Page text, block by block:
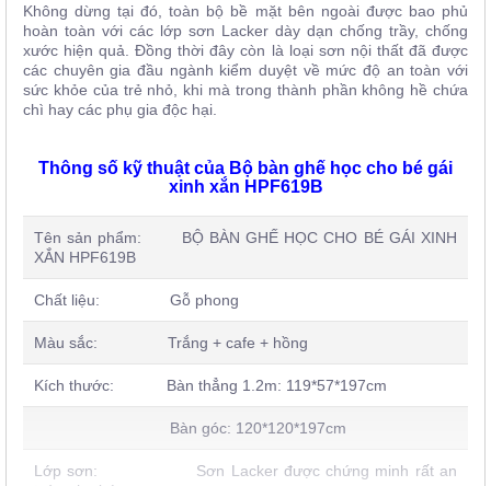
Không dừng tại đó, toàn bộ bề mặt bên ngoài được bao phủ
hoàn toàn với các lớp sơn Lacker dày dạn chống trầy, chống
xước hiện quả. Đồng thời đây còn là loại sơn nội thất đã được
các chuyên gia đầu ngành kiểm duyệt về mức độ an toàn với
sức khỏe của trẻ nhỏ, khi mà trong thành phần không hề chứa
chì hay các phụ gia độc hại.
Thông số kỹ thuật của Bộ bàn ghế học cho bé gái
xinh xắn HPF619B
Tên sản phẩm: BỘ BÀN GHẾ HỌC CHO BÉ GÁI XINH
XẮN HPF619B
Chất liệu: Gỗ phong
Màu sắc: Trắng + cafe + hồng
Kích thước: Bàn thẳng 1.2m: 119*57*197cm
Bàn góc: 120*120*197cm
Lớp sơn: Sơn Lacker được chứng minh rất an